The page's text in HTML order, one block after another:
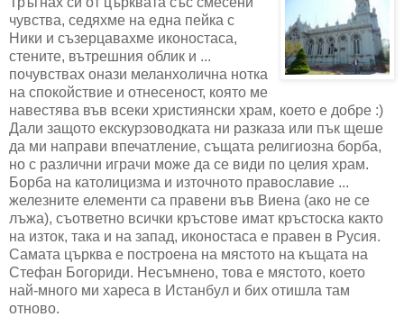
чувства, седяхме на една пейка с
Ники и съзерцавахме иконостаса,
стените, вътрешния облик и ...
почувствах онази меланхолична нотка
на спокойствие и отнесеност, която ме
навестява във всеки християнски храм, което е добре :)
Дали защото екскурзоводката ни разказа или пък щеше
да ми направи впечатление, същата религиозна борба,
но с различни играчи може да се види по целия храм.
Борба на католицизма и източното православие ...
железните елементи са правени във Виена (ако не се
лъжа), съответно всички кръстове имат кръстоска както
на изток, така и на запад, иконостаса е правен в Русия.
Самата църква е построена на мястото на къщата на
Стефан Богориди. Несъмнено, това е мястото, което
най-много ми хареса в Истанбул и бих отишла там
отново.